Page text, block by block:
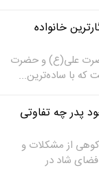
خانواده
علی(ع) و حضرت
که با ساده‌ترین...
پدر چه تفاوتی
کوهی از مشکلات و
شاد در